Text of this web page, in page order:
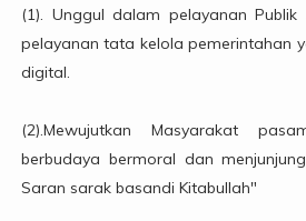
(1). Unggul dalam pelayanan
pelayanan tata kelola pemerintahan
digital.
(2).Mewujutkan Masyarakat
berbudaya bermoral dan
Saran sarak basandi